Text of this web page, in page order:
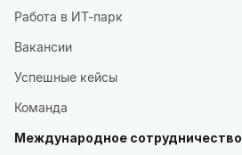
Работа в ИТ-парк
Вакансии
Успешные кейсы
Команда
Международное сотрудничество